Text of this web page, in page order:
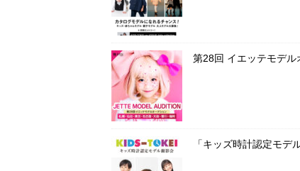
第28回 イエッテモデ
「キッズ時計認定モ